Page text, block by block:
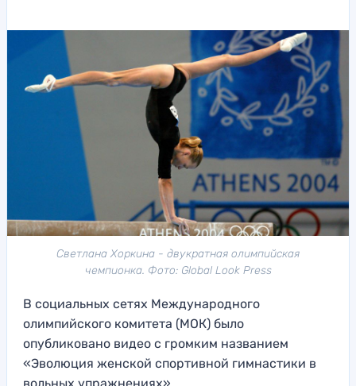
Светлана Хоркина - двукратная олимпийская
чемпионка. Фото: Global Look Press
В социальных сетях Международного
олимпийского комитета (МОК) было
опубликовано видео с громким названием
«Эволюция женской спортивной гимнастики в